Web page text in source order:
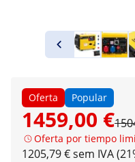
Oferta Popular
1459,00 €
Oferta por tiempo
1205,79 € sem IVA